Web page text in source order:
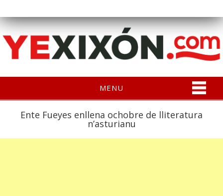
MENU
Ente Fueyes enllena ochobre de lliteratura
n’asturianu